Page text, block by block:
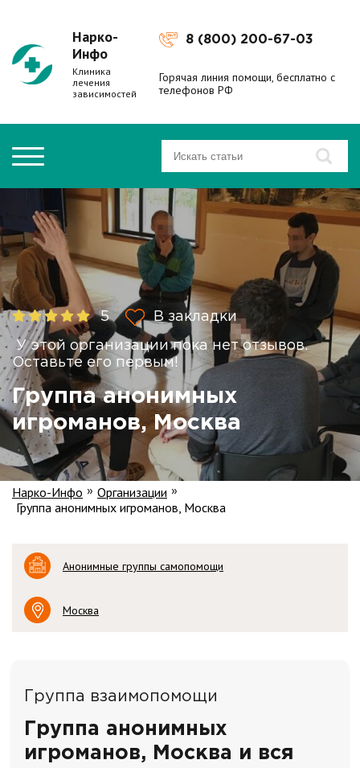
Нарко-
Инфо
Клиника
лечения
зависимостей
8 (800) 200-67-03
Горячая линия помощи, бесплатно с
телефонов РФ
5 В закладки
У этой организации пока нет отзывов.
Оставьте его первым!
Группа анонимных
игроманов, Москва
Нарко-Инфо » Организации »
Группа анонимных игроманов, Москва
Анонимные группы самопомощи
Москва
Группа взаимопомощи
Группа анонимных
игроманов, Москва и вся